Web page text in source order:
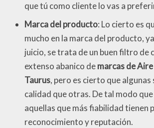
que tú como cliente lo vas a
Marca del producto: Lo cierto es
mucho en la marca del producto,
juicio, se trata de un buen filtro de
extenso abanico demarcas de
Taurus, pero es cierto que algunas
calidad que otras. De tal modo
aquellas que más fiabilidad tienen
reconocimiento y reputación.